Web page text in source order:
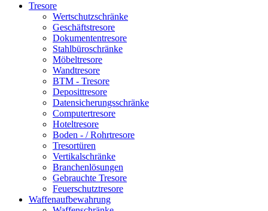
Tresore
Wertschutzschränke
Geschäftstresore
Dokumententresore
Stahlbüroschränke
Möbeltresore
Wandtresore
BTM - Tresore
Deposittresore
Datensicherungsschränke
Computertresore
Hoteltresore
Boden - / Rohrtresore
Tresortüren
Vertikalschränke
Branchenlösungen
Gebrauchte Tresore
Feuerschutztresore
Waffenaufbewahrung